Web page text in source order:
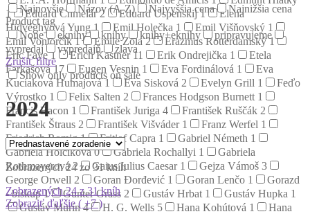
1
Eduard Chmelár2 Eduard Uspenskij1
Elena
Hidvéghyová Yung1 Emil Holečka 1 Emil Višňovský 1
Emil Vontorčík1 Émile Zola2 Erazmus Rotterdamský1
Eric Faye1 Erich Kästner11 Erik Ondrejička 1
Etela
Farkašová17 Eugen Vesnin 1 Eva Fordinálová 1
Eva
Kuciaková Humajová1 Eva Sisková 2 Evelyn Grill 1
Feďo
Výrostko 1 Felix Salten 2 Frances Hodgson Burnett 1
Francis Bacon 1 František Juriga 4 František Ruščák 2
František Štraus 2 František Višváder 1 Franz Werfel 1
Friedrich Romig1 Fritjof Capra 1 Gabriel Németh 1
Gabriela Holčíková0 Gabriela Rochallyi 1
Gabriela
Rothmayerová2 Gaius Iulius Caesar 1 Gejza Vámoš 3
George Orwell 2 Goran Đorđević 1 Goran Lenčo 1
Gorazd
- biskup1 Günter Grass 2 Gustáv Hrbat 1 Gustáv Hupka 1
Gustáv Murín4 H. G. Wells 5 Hana Kohútová 1
Hana
Najnovšie
Názov (A-Z) Najvyššia cena
Najnižšia cena
Product tag
None
eknihy knihy knihy+eknihy
pripravujeme
vypredaj
vypredajň
zlava
Zrušiť filtre
Show only products on sale
2024
Zobrazených 24 zo 31 kníh
Zobrazených 24 z 31 kníh
Zobraziť ďaľšie ( +7 )